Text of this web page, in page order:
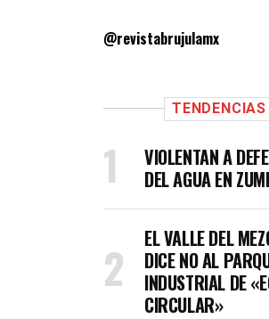
@revistabrujulamx
TENDENCIAS
VIOLENTAN A
DEL AGUA EN
EL VALLE DEL
DICE NO AL
INDUSTRIAL DE
CIRCULAR»